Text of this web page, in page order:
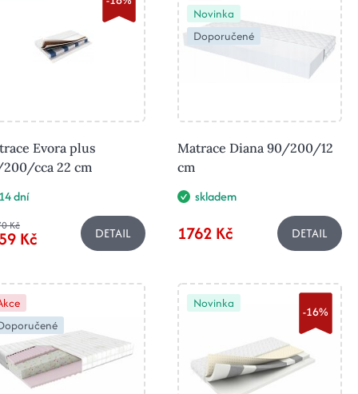
Evora plus
cca 22 cm
14 dní
Kč
Kč DETAIL
Novinka
Doporučené
Matrace Diana 90/200/12
cm
skladem
1762 Kč DETAIL
Novinka
-16%